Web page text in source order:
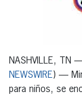
NASHVILLE,
NEWSWIRE) —
para niños, se